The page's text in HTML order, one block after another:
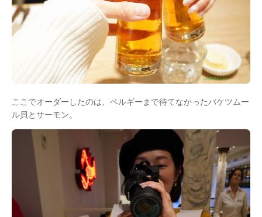
ここでオーダーしたのは、ベルギーまで待てなかったバケツムー
ル貝とサーモン。